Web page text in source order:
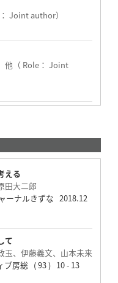
Joint author）
（ Role： Joint
える
田大二郎
ーナルきずな 2018.12
て
玉、伊藤義文、山本未来
ブ房総 ( 93 ) 10 - 13